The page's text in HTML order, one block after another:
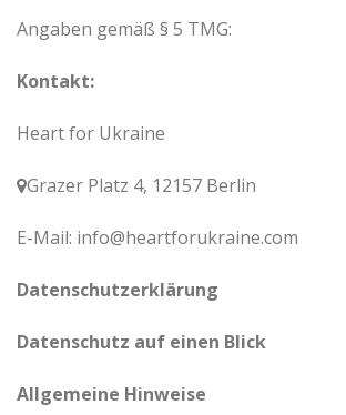
Angaben gemäß § 5 TMG:
Kontakt:
Heart for Ukraine
Grazer Platz 4, 12157 Berlin
E-Mail: info@heartforukraine.com
Datenschutzerklärung
Datenschutz auf einen Blick
Allgemeine Hinweise